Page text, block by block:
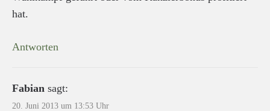
hat.
Antworten
Fabian sagt:
20. Juni 2013 um 13:53 Uhr